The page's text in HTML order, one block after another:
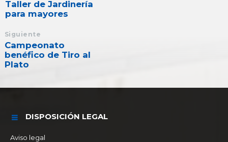
Taller de Jardinería
para mayores
Siguiente
Campeonato
benéfico de Tiro al
Plato
DISPOSICIÓN LEGAL
Aviso legal